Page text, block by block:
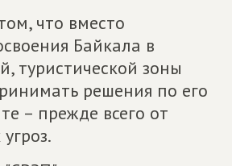
что вместо
Байкала в
туристической зоны
решения по его
– прежде всего от